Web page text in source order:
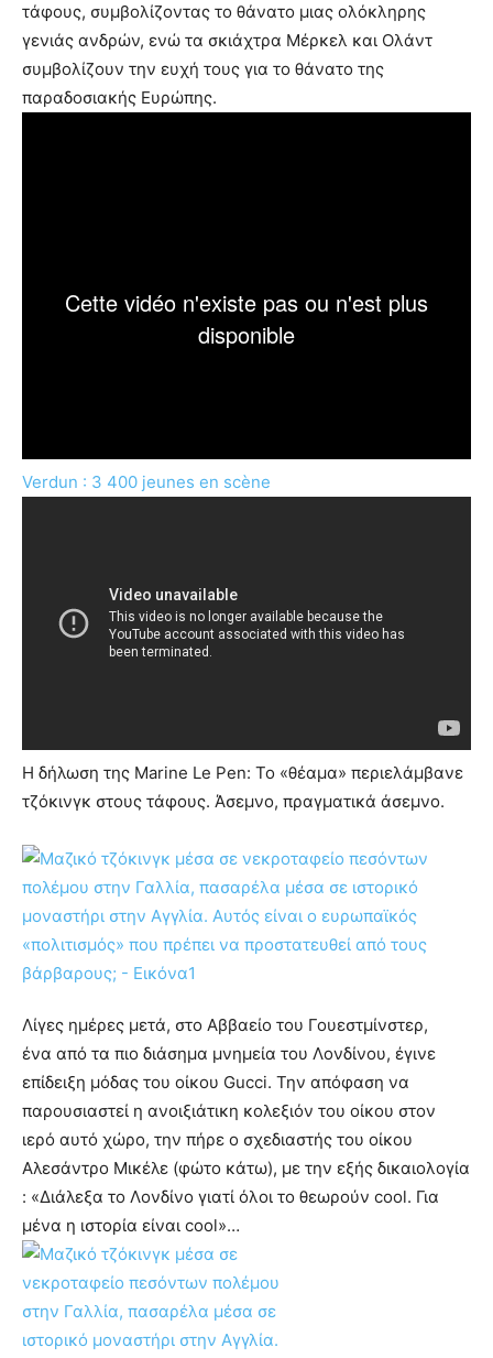
τάφους, συμβολίζοντας το θάνατο μιας ολόκληρης
γενιάς ανδρών, ενώ τα σκιάχτρα Μέρκελ και Ολάντ
συμβολίζουν την ευχή τους για το θάνατο της
παραδοσιακής Ευρώπης.
Verdun : 3 400 jeunes en scène
Η δήλωση της Marine Le Pen: Το «θέαμα» περιελάμβανε
τζόκινγκ στους τάφους. Άσεμνο, πραγματικά άσεμνο.
Λίγες ημέρες μετά, στο Αββαείο του Γουεστμίνστερ,
ένα από τα πιο διάσημα μνημεία του Λονδίνου, έγινε
επίδειξη μόδας του οίκου Gucci. Την απόφαση να
παρουσιαστεί η ανοιξιάτικη κολεξιόν του οίκου στον
ιερό αυτό χώρο, την πήρε ο σχεδιαστής του οίκου
Αλεσάντρο Μικέλε (φώτο κάτω), με την εξής δικαιολογία
: «Διάλεξα το Λονδίνο γιατί όλοι το θεωρούν cool. Για
μένα η ιστορία είναι cool»…